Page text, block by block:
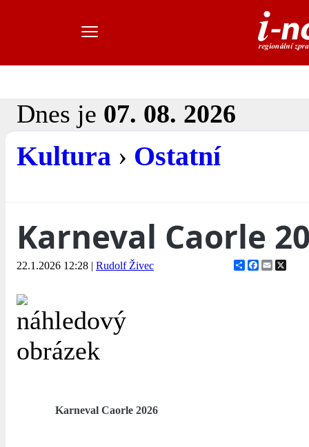
Dnes je 07. 08. 2026
Kultura › Ostatní
Karneval Caorle
22.1.2026 12:28 | Rudolf Živec ShareFacebook
Email
Karneval Caorle 2026